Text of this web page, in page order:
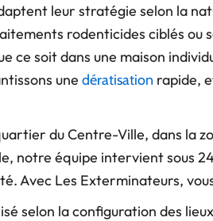
leur stratégie selon la
rodenticides ciblés ou
ce soit dans une maison
une dératisation rapide,
du Centre-Ville, dans la
notre équipe intervient sous
Avec Les Exterminateurs,
selon la configuration des